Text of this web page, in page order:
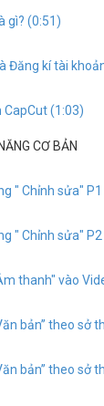
gì? (0:51)
Đăng kí tài
CapCut (1:03)
CƠ BẢN
" Chỉnh sửa"
" Chỉnh sửa"
thanh" vào
bản” theo sở
bản” theo sở